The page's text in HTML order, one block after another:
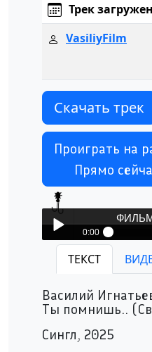
Трек
VasiliyFilm
Скачать трек
Проиграть на
Прямо
ФИЛЬМ
0:00
ФИЛЬМ - Ты
ТЕКСТ
Василий
Ты помнишь..
Сингл, 2025